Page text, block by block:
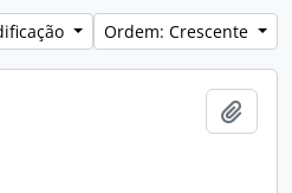
Ordem: Crescente